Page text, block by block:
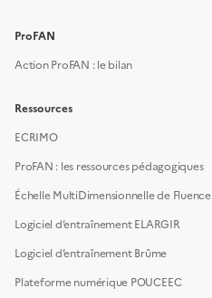
ProFAN
Action ProFAN : le bilan
Ressources
ECRIMO
ProFAN : les ressources pédagogiques
Échelle MultiDimensionnelle de Fluence
Logiciel d’entraînement ELARGIR
Logiciel d’entraînement Brûme
Plateforme numérique POUCEEC